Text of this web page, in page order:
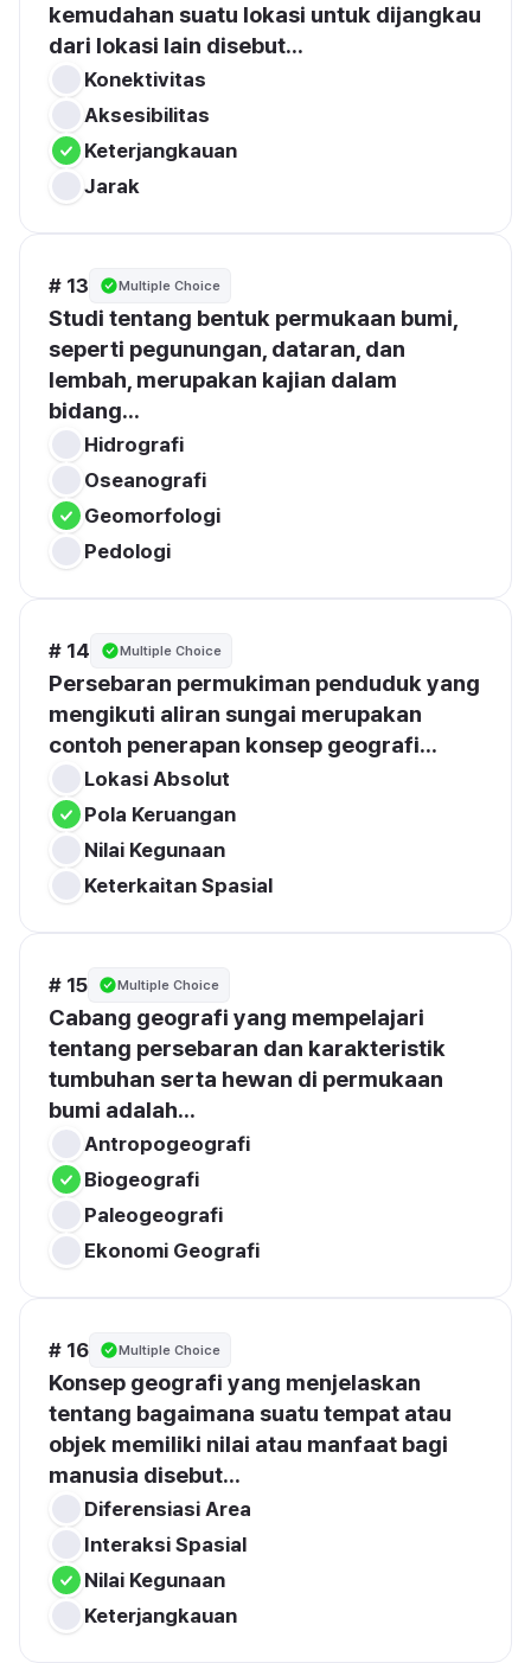
kemudahan suatu lokasi untuk dijangkau
dari lokasi lain disebut...
Konektivitas
Aksesibilitas
Keterjangkauan
Jarak
# 13 Multiple Choice
Studi tentang bentuk permukaan bumi,
seperti pegunungan, dataran, dan
lembah, merupakan kajian dalam
bidang...
Hidrografi
Oseanografi
Geomorfologi
Pedologi
# 14 Multiple Choice
Persebaran permukiman penduduk yang
mengikuti aliran sungai merupakan
contoh penerapan konsep geografi...
Lokasi Absolut
Pola Keruangan
Nilai Kegunaan
Keterkaitan Spasial
# 15 Multiple Choice
Cabang geografi yang mempelajari
tentang persebaran dan karakteristik
tumbuhan serta hewan di permukaan
bumi adalah...
Antropogeografi
Biogeografi
Paleogeografi
Ekonomi Geografi
# 16 Multiple Choice
Konsep geografi yang menjelaskan
tentang bagaimana suatu tempat atau
objek memiliki nilai atau manfaat bagi
manusia disebut...
Diferensiasi Area
Interaksi Spasial
Nilai Kegunaan
Keterjangkauan